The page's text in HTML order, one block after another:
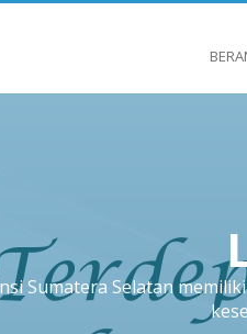
Sumatera Selatan